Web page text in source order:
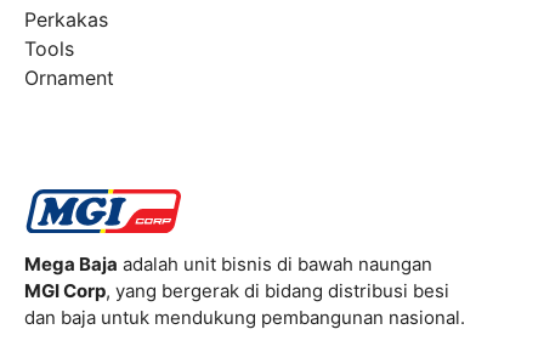
Perkakas
Tools
Ornament
Mega Baja adalah unit bisnis di bawah naungan
MGI Corp, yang bergerak di bidang distribusi besi
dan baja untuk mendukung pembangunan nasional.